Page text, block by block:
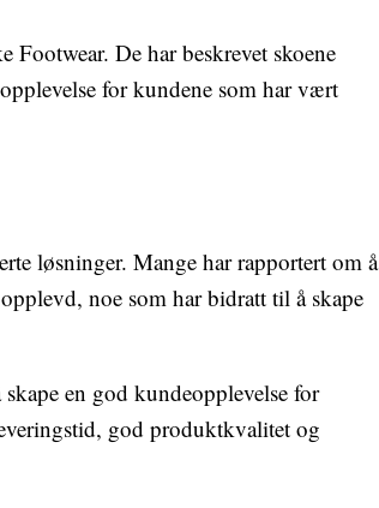
De har beskrevet skoene
for kundene som har vært
løsninger. Mange har rapportert om å
noe som har bidratt til å skape
en god kundeopplevelse for
god produktkvalitet og